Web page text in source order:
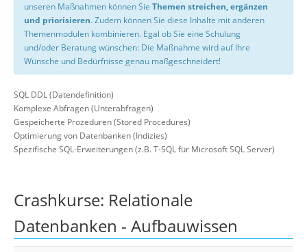
unseren Maßnahmen können Sie Themen streichen, ergänzen
und priorisieren. Zudem können Sie diese Inhalte mit anderen
Themenmodulen kombinieren. Egal ob Sie eine Schulung
und/oder Beratung wünschen: Die Maßnahme wird auf Ihre
Wünsche und Bedürfnisse genau maßgeschneidert!
SQL DDL (Datendefinition)
Komplexe Abfragen (Unterabfragen)
Gespeicherte Prozeduren (Stored Procedures)
Optimierung von Datenbanken (Indizies)
Spezifische SQL-Erweiterungen (z.B. T-SQL für Microsoft SQL Server)
Crashkurse: Relationale
Datenbanken - Aufbauwissen